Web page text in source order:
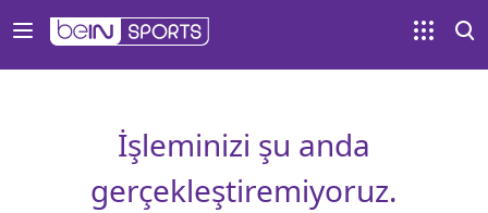
İşleminizi şu anda
gerçekleştiremiyoruz.